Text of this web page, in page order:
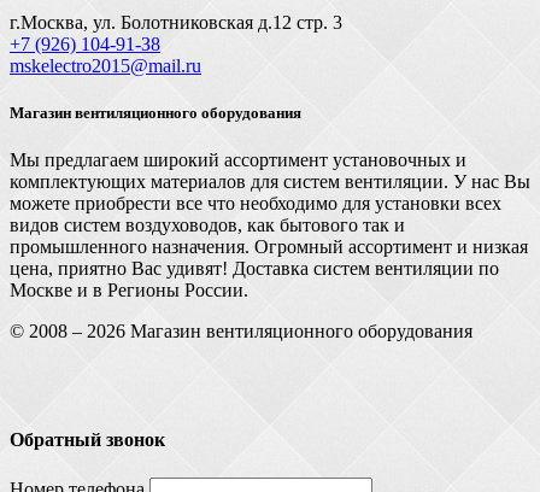
г.Москва, ул. Болотниковская д.12 стр. 3
+7 (926) 104-91-З8
mskelectro2015@mail.ru
Магазин вентиляционного оборудования
Мы предлагаем широкий ассортимент установочных и
комплектующих материалов для систем вентиляции. У нас Вы
можете приобрести все что необходимо для установки всех
видов систем воздуховодов, как бытового так и
промышленного назначения. Огромный ассортимент и низкая
цена, приятно Вас удивят! Доставка систем вентиляции по
Москве и в Регионы России.
© 2008 – 2026 Магазин вентиляционного оборудования
Обратный звонок